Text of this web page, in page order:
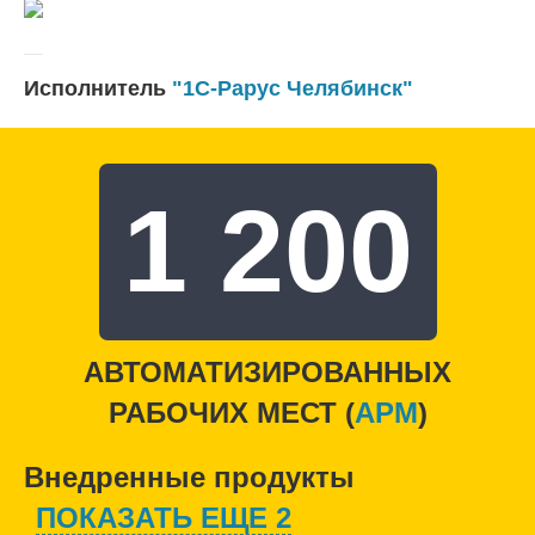
Исполнитель "1С-Рарус Челябинск"
1 200
АВТОМАТИЗИРОВАННЫХ
РАБОЧИХ МЕСТ (APM)
Внедренные продукты
ПОКАЗАТЬ ЕЩЕ 2